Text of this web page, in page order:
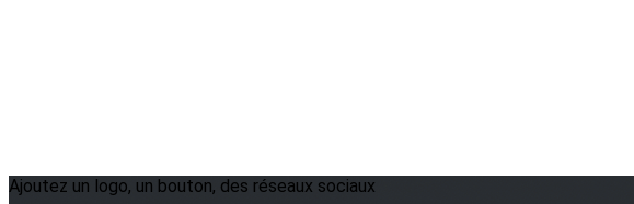
Ajoutez un logo, un bouton, des réseaux sociaux